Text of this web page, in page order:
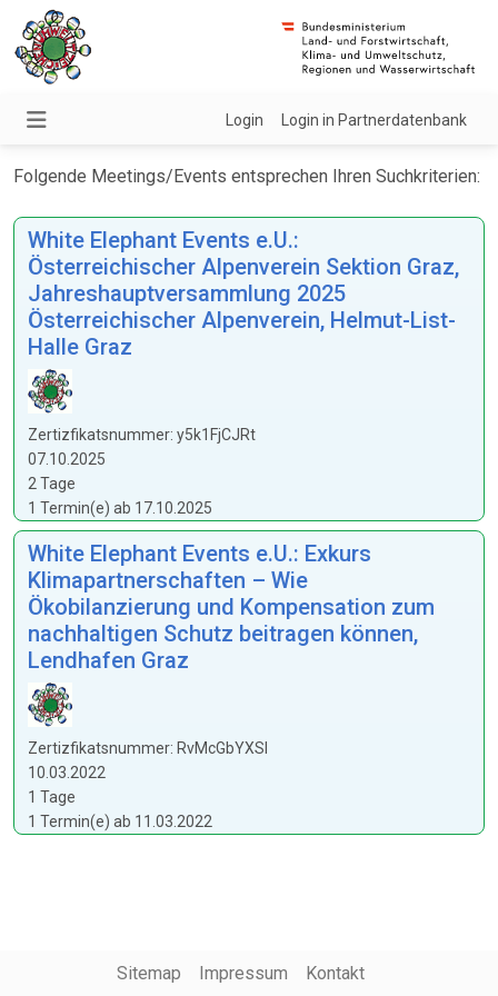
Login Login in Partnerdatenbank
Folgende Meetings/Events entsprechen Ihren Suchkriterien:
White Elephant Events e.U.:
Österreichischer Alpenverein Sektion Graz,
Jahreshauptversammlung 2025
Österreichischer Alpenverein, Helmut-List-
Halle Graz
Zertizfikatsnummer: y5k1FjCJRt
07.10.2025
2 Tage
1 Termin(e) ab 17.10.2025
White Elephant Events e.U.: Exkurs
Klimapartnerschaften – Wie
Ökobilanzierung und Kompensation zum
nachhaltigen Schutz beitragen können,
Lendhafen Graz
Zertizfikatsnummer: RvMcGbYXSl
10.03.2022
1 Tage
1 Termin(e) ab 11.03.2022
Sitemap Impressum Kontakt